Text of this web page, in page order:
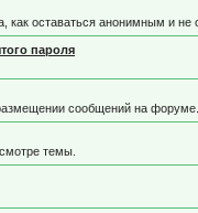
как оставаться анонимным и
пароля
сообщений на форуме.
темы.